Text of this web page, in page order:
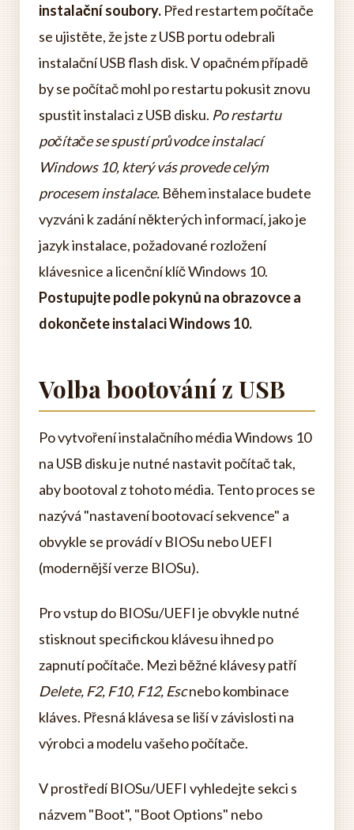
instalační soubory. Před restartem počítače
se ujistěte, že jste z USB portu odebrali
instalační USB flash disk. V opačném případě
by se počítač mohl po restartu pokusit znovu
spustit instalaci z USB disku. Po restartu
počítače se spustí průvodce instalací
Windows 10, který vás provede celým
procesem instalace. Během instalace budete
vyzváni k zadání některých informací, jako je
jazyk instalace, požadované rozložení
klávesnice a licenční klíč Windows 10.
Postupujte podle pokynů na obrazovce a
dokončete instalaci Windows 10.
Volba bootování z USB
Po vytvoření instalačního média Windows 10
na USB disku je nutné nastavit počítač tak,
aby bootoval z tohoto média. Tento proces se
nazývá "nastavení bootovací sekvence" a
obvykle se provádí v BIOSu nebo UEFI
(modernější verze BIOSu).
Pro vstup do BIOSu/UEFI je obvykle nutné
stisknout specifickou klávesu ihned po
zapnutí počítače. Mezi běžné klávesy patří
Delete, F2, F10, F12, Escnebo kombinace
kláves. Přesná klávesa se liší v závislosti na
výrobci a modelu vašeho počítače.
V prostředí BIOSu/UEFI vyhledejte sekci s
názvem "Boot", "Boot Options" nebo